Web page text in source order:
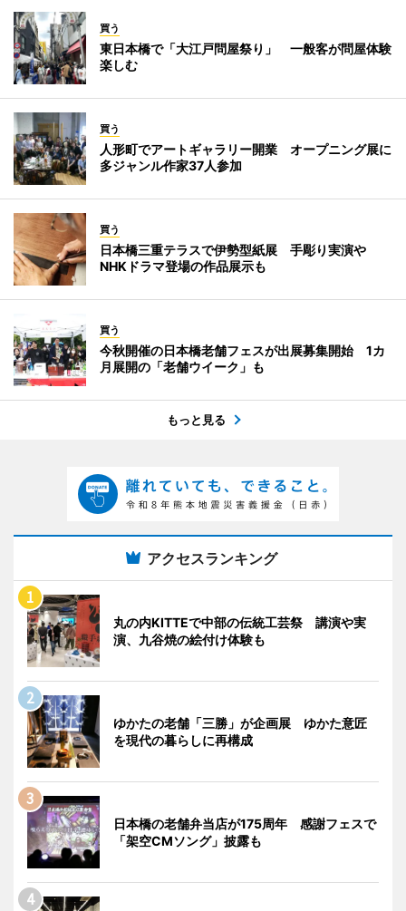
買う
東日本橋で「大江戸問屋祭り」 一般客が問屋体験
楽しむ
買う
人形町でアートギャラリー開業 オープニング展に
多ジャンル作家37人参加
買う
日本橋三重テラスで伊勢型紙展 手彫り実演や
NHKドラマ登場の作品展示も
買う
今秋開催の日本橋老舗フェスが出展募集開始 1カ
月展開の「老舗ウイーク」も
もっと見る
アクセスランキング
丸の内KITTEで中部の伝統工芸祭 講演や実
演、九谷焼の絵付け体験も
ゆかたの老舗「三勝」が企画展 ゆかた意匠
を現代の暮らしに再構成
日本橋の老舗弁当店が175周年 感謝フェスで
「架空CMソング」披露も